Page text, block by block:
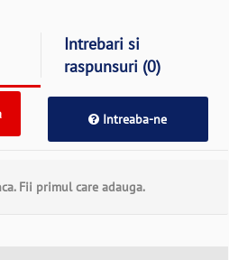
Intrebari si
raspunsuri (0)
Intreaba-ne
Fii primul care adauga.